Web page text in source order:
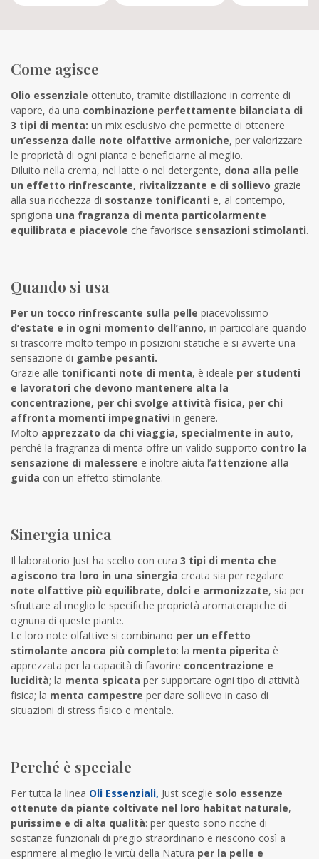
Come agisce
Olio essenziale ottenuto, tramite distillazione in corrente di
vapore, da una combinazione perfettamente bilanciata di
3 tipi di menta: un mix esclusivo che permette di ottenere
un’essenza dalle note olfattive armoniche, per valorizzare
le proprietà di ogni pianta e beneficiarne al meglio.
Diluito nella crema, nel latte o nel detergente, dona alla pelle
un effetto rinfrescante, rivitalizzante e di sollievo grazie
alla sua ricchezza di sostanze tonificanti e, al contempo,
sprigiona una fragranza di menta particolarmente
equilibrata e piacevole che favorisce sensazioni stimolanti.
Quando si usa
Per un tocco rinfrescante sulla pelle piacevolissimo
d’estate e in ogni momento dell’anno, in particolare quando
si trascorre molto tempo in posizioni statiche e si avverte una
sensazione di gambe pesanti.
Grazie alle tonificanti note di menta, è ideale per studenti
e lavoratori che devono mantenere alta la
concentrazione, per chi svolge attività fisica, per chi
affronta momenti impegnativi in genere.
Molto apprezzato da chi viaggia, specialmente in auto,
perché la fragranza di menta offre un valido supporto contro la
sensazione di malessere e inoltre aiuta l’attenzione alla
guida con un effetto stimolante.
Sinergia unica
Il laboratorio Just ha scelto con cura 3 tipi di menta che
agiscono tra loro in una sinergia creata sia per regalare
note olfattive più equilibrate, dolci e armonizzate, sia per
sfruttare al meglio le specifiche proprietà aromaterapiche di
ognuna di queste piante.
Le loro note olfattive si combinano per un effetto
stimolante ancora più completo: la menta piperita è
apprezzata per la capacità di favorire concentrazione e
lucidità; la menta spicata per supportare ogni tipo di attività
fisica; la menta campestre per dare sollievo in caso di
situazioni di stress fisico e mentale.
Perché è speciale
Per tutta la linea Oli Essenziali, Just sceglie solo essenze
ottenute da piante coltivate nel loro habitat naturale,
purissime e di alta qualità: per questo sono ricche di
sostanze funzionali di pregio straordinario e riescono così a
esprimere al meglio le virtù della Natura per la pelle e